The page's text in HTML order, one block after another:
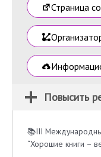
Страница
Повысить
📚III
“Хорошие книги –